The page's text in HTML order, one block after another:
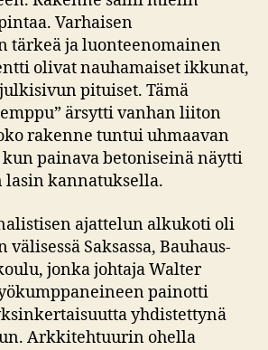
Varhaisen
tärkeä ja luonteenomainen
olivat nauhamaiset ikkunat,
pituiset. Tämä
ärsytti vanhan liiton
rakenne tuntui uhmaavan
painava betoniseinä näytti
lasin kannatuksella.
ajattelun alkukoti oli
Saksassa, Bauhaus-
jonka johtaja Walter
painotti
yhdistettynä
Arkkitehtuurin ohella